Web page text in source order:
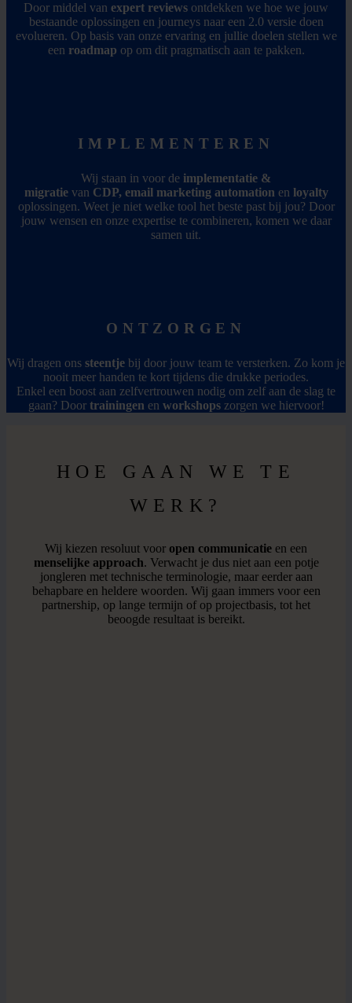
Door middel van expert reviews ontdekken we hoe we jouw
bestaande oplossingen en journeys naar een 2.0 versie doen
evolueren. Op basis van onze ervaring en jullie doelen stellen we
een roadmap op om dit pragmatisch aan te pakken.
IMPLEMENTEREN
Wij staan in voor de implementatie &
migratie van CDP, email marketing automation en loyalty
oplossingen. Weet je niet welke tool het beste past bij jou? Door
jouw wensen en onze expertise te combineren, komen we daar
samen uit.
ONTZORGEN
Wij dragen ons steentje bij door jouw team te versterken. Zo kom je
nooit meer handen te kort tijdens die drukke periodes.
Enkel een boost aan zelfvertrouwen nodig om zelf aan de slag te
gaan? Door trainingen en workshopszorgen we hiervoor!
HOE GAAN WE TE
WERK?
Wij kiezen resoluut voor open communicatie en een
menselijke approach. Verwacht je dus niet aan een potje
jongleren met technische terminologie, maar eerder aan
behapbare en heldere woorden. Wij gaan immers voor een
partnership, op lange termijn of op projectbasis, tot het
beoogde resultaat is bereikt.